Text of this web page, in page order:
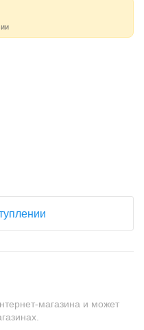
магазина и может